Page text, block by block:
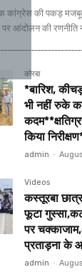
कांग्रेस की पकड़
आंदोलन की रणनीति
कोरबा
*बारिश,
भी नहीं रुके
किया
admin -
Videos
कस्तूरबा
फूटा
पर
प्रताड़ना के
admin -